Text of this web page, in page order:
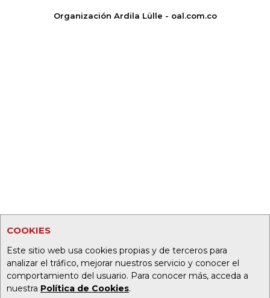
COOKIES
Este sitio web usa cookies propias y de terceros para
analizar el tráfico, mejorar nuestros servicio y conocer el
comportamiento del usuario. Para conocer más, acceda a
nuestra Política de Cookies.
Organización Ardila Lülle - oal.com.co